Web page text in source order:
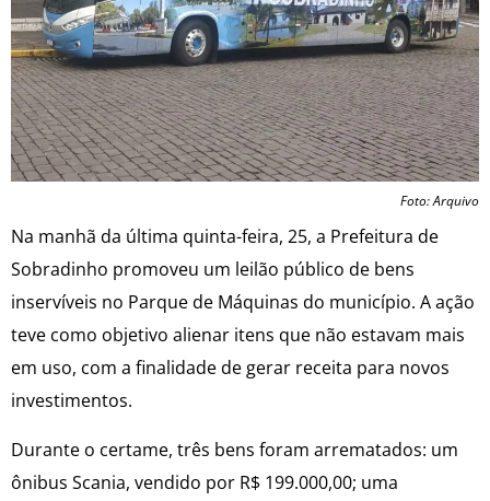
Foto: Arquivo
Na manhã da última quinta-feira, 25, a Prefeitura de
Sobradinho promoveu um leilão público de bens
inservíveis no Parque de Máquinas do município. A ação
teve como objetivo alienar itens que não estavam mais
em uso, com a finalidade de gerar receita para novos
investimentos.
Durante o certame, três bens foram arrematados: um
ônibus Scania, vendido por R$ 199.000,00; uma